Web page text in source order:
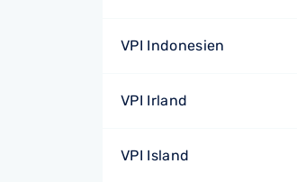
VPI Indonesien
VPI Irland
VPI Island